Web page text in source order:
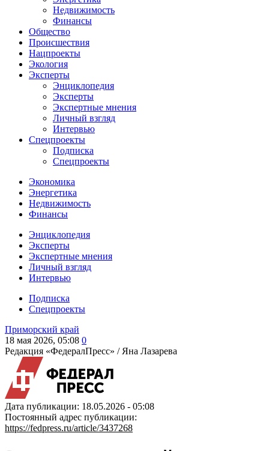
Недвижимость
Финансы
Общество
Происшествия
Нацпроекты
Экология
Эксперты
Энциклопедия
Эксперты
Экспертные мнения
Личный взгляд
Интервью
Спецпроекты
Подписка
Спецпроекты
Экономика
Энергетика
Недвижимость
Финансы
Энциклопедия
Эксперты
Экспертные мнения
Личный взгляд
Интервью
Подписка
Спецпроекты
Приморский край
18 мая 2026, 05:08 0
Редакция «ФедералПресс» / Яна Лазарева
Дата публикации: 18.05.2026 - 05:08
Постоянный адрес публикации:
https://fedpress.ru/article/3437268